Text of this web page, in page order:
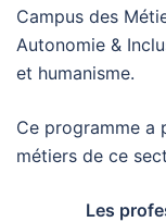
Campus des
Autonomie &
et humanisme.
Ce programme a
métiers de ce
Les